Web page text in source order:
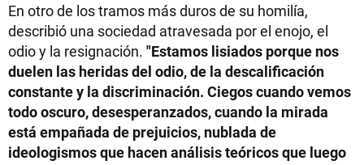
En otro de los tramos más duros de su homilía,
describió una sociedad atravesada por el enojo, el
odio y la resignación. "Estamos lisiados porque nos
duelen las heridas del odio, de la descalificación
constante y la discriminación. Ciegos cuando vemos
todo oscuro, desesperanzados, cuando la mirada
está empañada de prejuicios, nublada de
ideologismos que hacen análisis teóricos que luego